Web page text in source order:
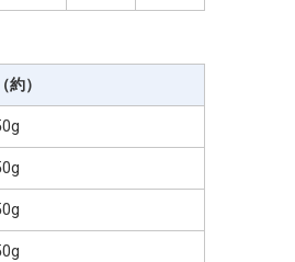
約）